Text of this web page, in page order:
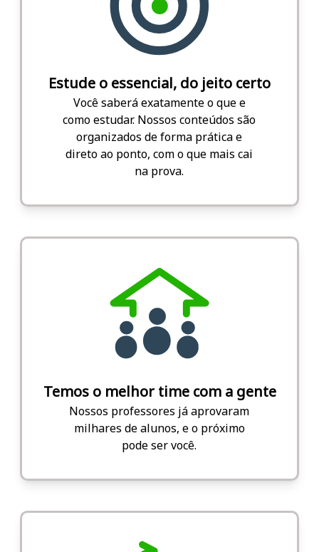
Estude o essencial, do jeito certo
Você saberá exatamente o que e
como estudar. Nossos conteúdos são
organizados de forma prática e
direto ao ponto, com o que mais cai
na prova.
Temos o melhor time com a gente
Nossos professores já aprovaram
milhares de alunos, e o próximo
pode ser você.